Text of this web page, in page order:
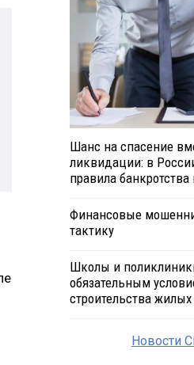
Шанс на спасение
ликвидации: в
правила
Финансовые
тактику
Школы и
обязательным
строительства жилых
Новости